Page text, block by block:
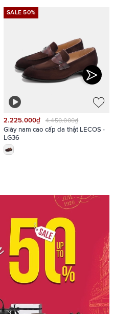
SALE 50%
2.225.000₫ 4.450.000₫
Giày nam cao cấp da thật LECOS -
LG36